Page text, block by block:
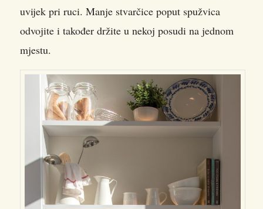
uvijek pri ruci. Manje stvarčice poput spužvica
odvojite i također držite u nekoj posudi na jednom
mjestu.